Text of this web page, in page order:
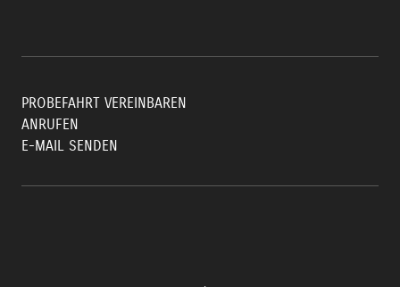
PROBEFAHRT VEREINBAREN
ANRUFEN
E-MAIL SENDEN